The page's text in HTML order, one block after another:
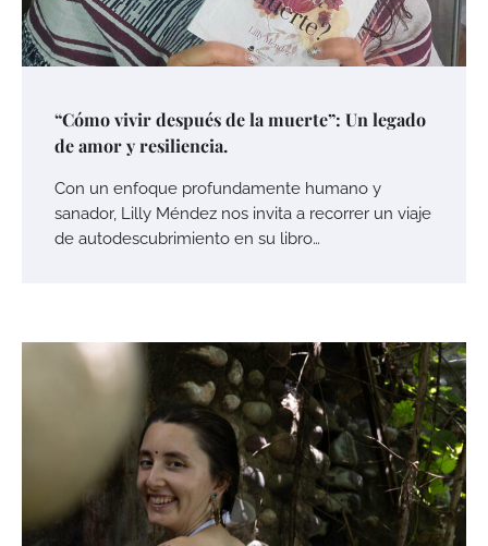
“Cómo vivir después de la muerte”: Un legado
de amor y resiliencia.
Con un enfoque profundamente humano y
sanador, Lilly Méndez nos invita a recorrer un viaje
de autodescubrimiento en su libro…